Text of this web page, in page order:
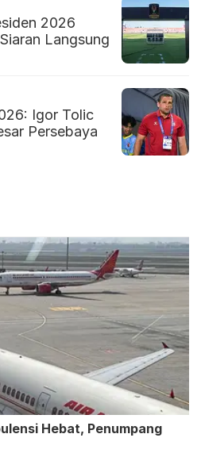
2026
Langsung
Igor Tolic
Persebaya
Hebat, Penumpang